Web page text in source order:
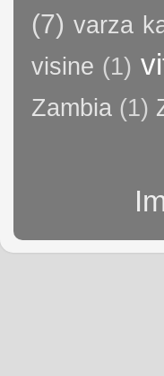
(7) varza
visine (1)
Zambia (1)